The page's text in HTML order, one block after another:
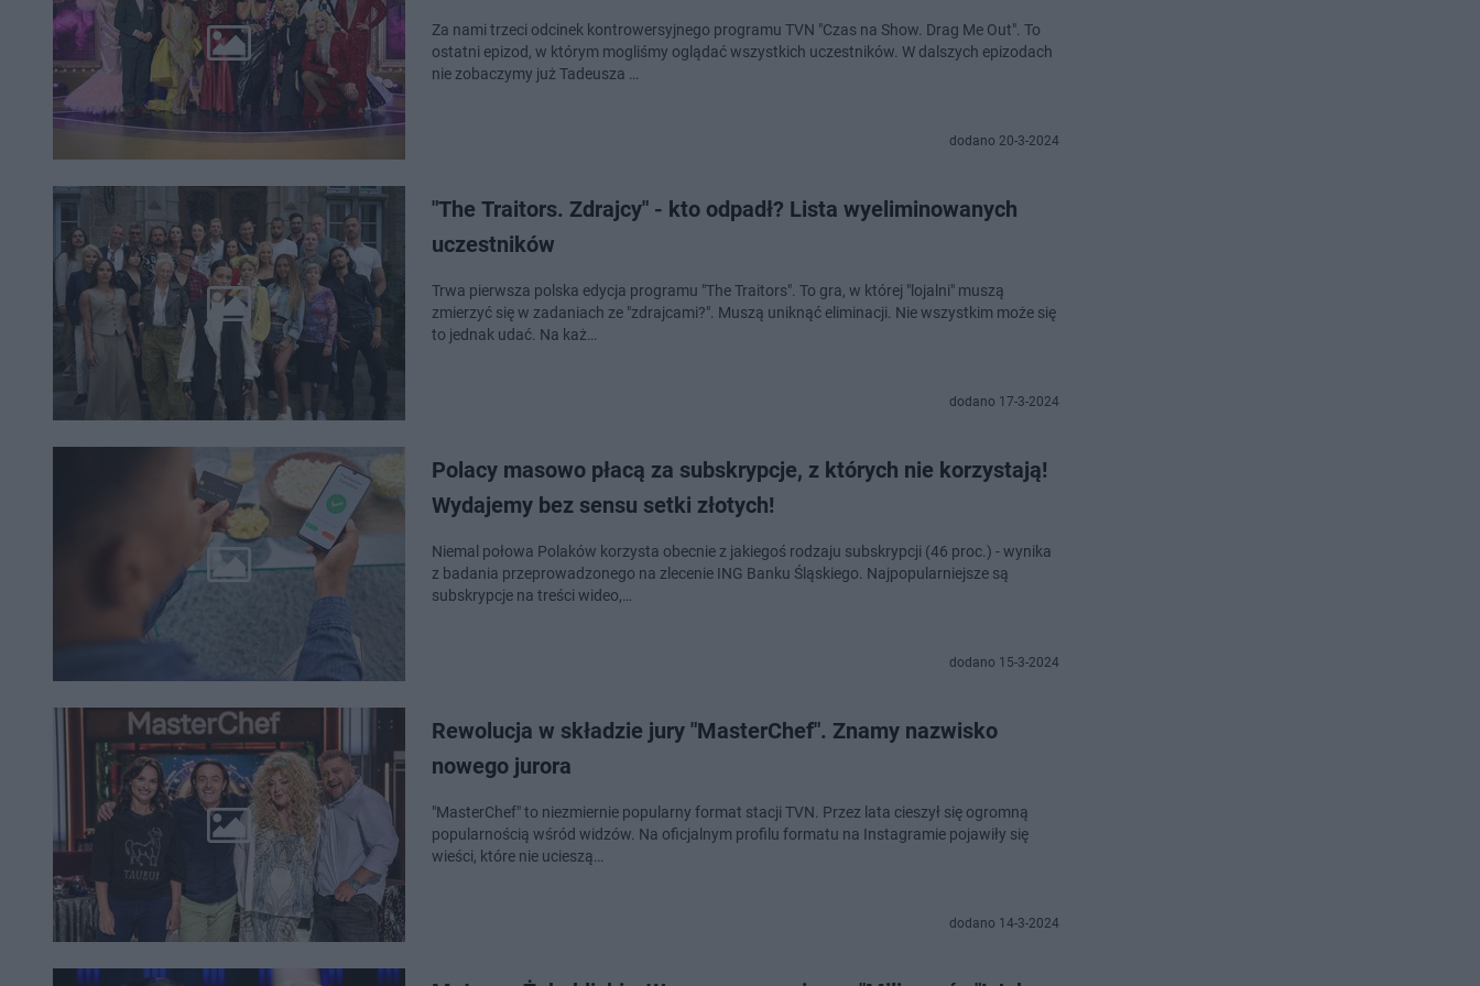
Za nami trzeci odcinek kontrowersyjnego programu TVN "Czas na Show. Drag Me Out". To
ostatni epizod, w którym mogliśmy oglądać wszystkich uczestników. W dalszych epizodach
nie zobaczymy już Tadeusza …
dodano 20-3-2024
"The Traitors. Zdrajcy" - kto odpadł? Lista wyeliminowanych
uczestników
Trwa pierwsza polska edycja programu "The Traitors". To gra, w której "lojalni" muszą
zmierzyć się w zadaniach ze "zdrajcami?". Muszą uniknąć eliminacji. Nie wszystkim może się
to jednak udać. Na każ…
dodano 17-3-2024
Polacy masowo płacą za subskrypcje, z których nie korzystają!
Wydajemy bez sensu setki złotych!
Niemal połowa Polaków korzysta obecnie z jakiegoś rodzaju subskrypcji (46 proc.) - wynika
z badania przeprowadzonego na zlecenie ING Banku Śląskiego. Najpopularniejsze są
subskrypcje na treści wideo,…
dodano 15-3-2024
Rewolucja w składzie jury "MasterChef". Znamy nazwisko
nowego jurora
"MasterChef" to niezmiernie popularny format stacji TVN. Przez lata cieszył się ogromną
popularnością wśród widzów. Na oficjalnym profilu formatu na Instagramie pojawiły się
wieści, które nie ucieszą…
dodano 14-3-2024